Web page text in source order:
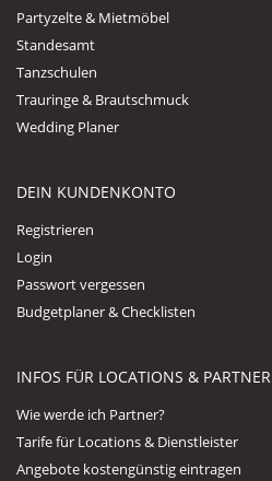
Partyzelte & Mietmöbel
Standesamt
Tanzschulen
Trauringe & Brautschmuck
Wedding Planer
DEIN KUNDENKONTO
Registrieren
Login
Passwort vergessen
Budgetplaner & Checklisten
INFOS FÜR LOCATIONS & PARTNER
Wie werde ich Partner?
Tarife für Locations & Dienstleister
Angebote kostengünstig eintragen